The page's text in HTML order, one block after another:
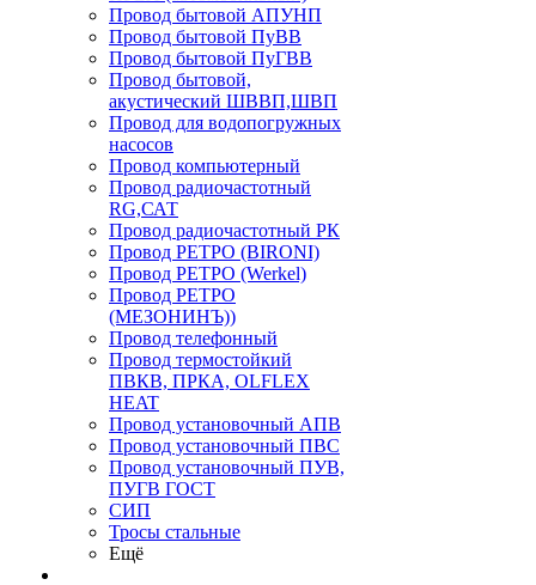
Провод бытовой АПУНП
Провод бытовой ПуВВ
Провод бытовой ПуГВВ
Провод бытовой,
акустический ШВВП,ШВП
Провод для водопогружных
насосов
Провод компьютерный
Провод радиочастотный
RG,САТ
Провод радиочастотный РК
Провод РЕТРО (BIRONI)
Провод РЕТРО (Werkel)
Провод РЕТРО
(МЕЗОНИНЪ))
Провод телефонный
Провод термостойкий
ПВКВ, ПРКА, OLFLEX
HEAT
Провод установочный АПВ
Провод установочный ПВС
Провод установочный ПУВ,
ПУГВ ГОСТ
СИП
Тросы стальные
Ещё